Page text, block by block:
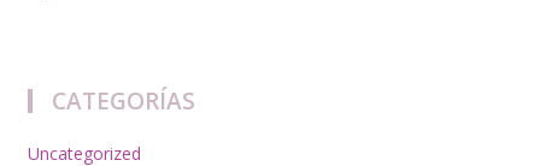
CATEGORÍAS
Uncategorized